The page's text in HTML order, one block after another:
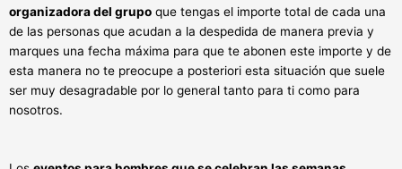
organizadora del grupo que tengas el importe total de cada una
de las personas que acudan a la despedida de manera previa y
marques una fecha máxima para que te abonen este importe y de
esta manera no te preocupe a posteriori esta situación que suele
ser muy desagradable por lo general tanto para ti como para
nosotros.